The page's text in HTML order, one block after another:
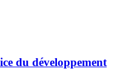
du développement